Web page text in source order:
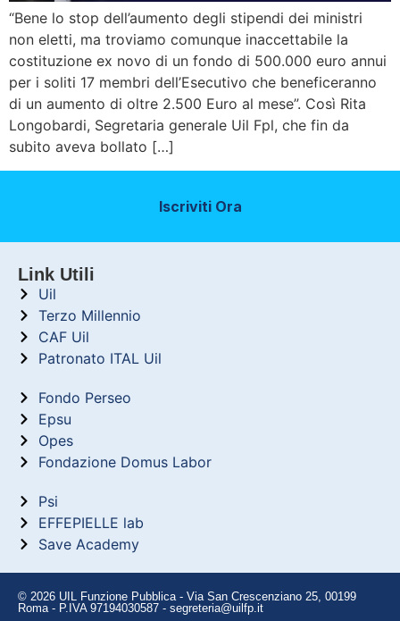
“Bene lo stop dell’aumento degli stipendi dei ministri
non eletti, ma troviamo comunque inaccettabile la
costituzione ex novo di un fondo di 500.000 euro annui
per i soliti 17 membri dell’Esecutivo che beneficeranno
di un aumento di oltre 2.500 Euro al mese”. Così Rita
Longobardi, Segretaria generale Uil Fpl, che fin da
subito aveva bollato […]
Iscriviti Ora
Link Utili
Uil
Terzo Millennio
CAF Uil
Patronato ITAL Uil
Fondo Perseo
Epsu
Opes
Fondazione Domus Labor
Psi
EFFEPIELLE lab
Save Academy
© 2026 UIL Funzione Pubblica - Via San Crescenziano 25, 00199
Roma - P.IVA 97194030587 - segreteria@uilfp.it